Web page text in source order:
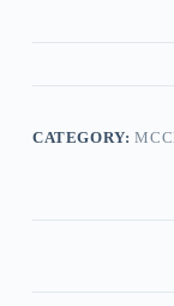
CATEGORY: